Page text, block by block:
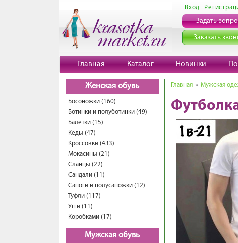
Вход
Задать
Заказать
Главная Каталог Новинки
Женская обувь
Босоножки (160)
Ботинки и полуботинки (49)
Балетки (15)
Кеды (47)
Кроссовки (433)
Мокасины (21)
Сланцы (22)
Сандали (11)
Сапоги и полусапожки (12)
Туфли (117)
Угги (11)
Коробками (17)
Мужская обувь
Главная » Мужская